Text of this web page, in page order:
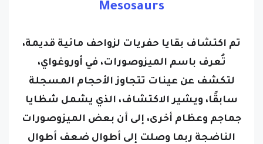
تُعرف باسم الميزوصورات، في أوروغواي،
لتكشف عن عينات تتجاوز الأحجام المسجلة
سابقًا، ويشير الاكتشاف، الذي يشمل شظايا
جماجم وعظام أخرى، إلى أن بعض الميزوصورات
الناضجة ربما وصلت إلى أطوال ضعف أطوال
البالغين الموثقين سابقًا، وتوفر هذه النتائج